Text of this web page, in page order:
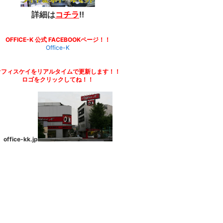
詳細はコチラ!!
OFFICE-K 公式 FACEBOOKページ！！
Office-K
ィスケイをリアルタイムで更新します！！
ロゴをクリックしてね！！
office-kk.jp